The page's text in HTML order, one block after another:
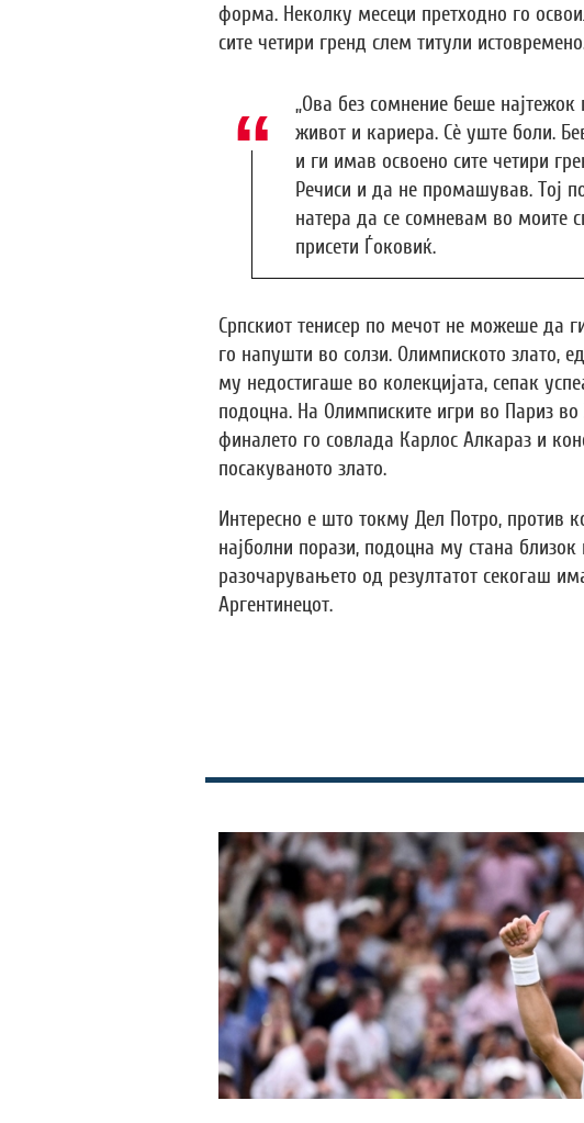
форма. Неколку месеци претходно го
сите четири гренд слем титули
„Ова без сомнение беше најтежок
живот и кариера. Сè уште боли.
и ги имав освоено сите четири
Речиси и да не промашував. Тој
натера да се сомневам во моите
присети Ѓоковиќ.
Српскиот тенисер по мечот не можеше да
го напушти во солзи. Олимпиското злато,
му недостигаше во колекцијата, сепак
подоцна. На Олимписките игри во Париз
финалето го совлада Карлос Алкараз и
посакуваното злато.
Интересно е што токму Дел Потро, против
најболни порази, подоцна му стана близок
разочарувањето од резултатот секогаш
Аргентинецот.